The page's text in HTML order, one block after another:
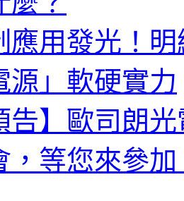
應用發光！
源」軟硬實力
告】歐司朗
，等您來參